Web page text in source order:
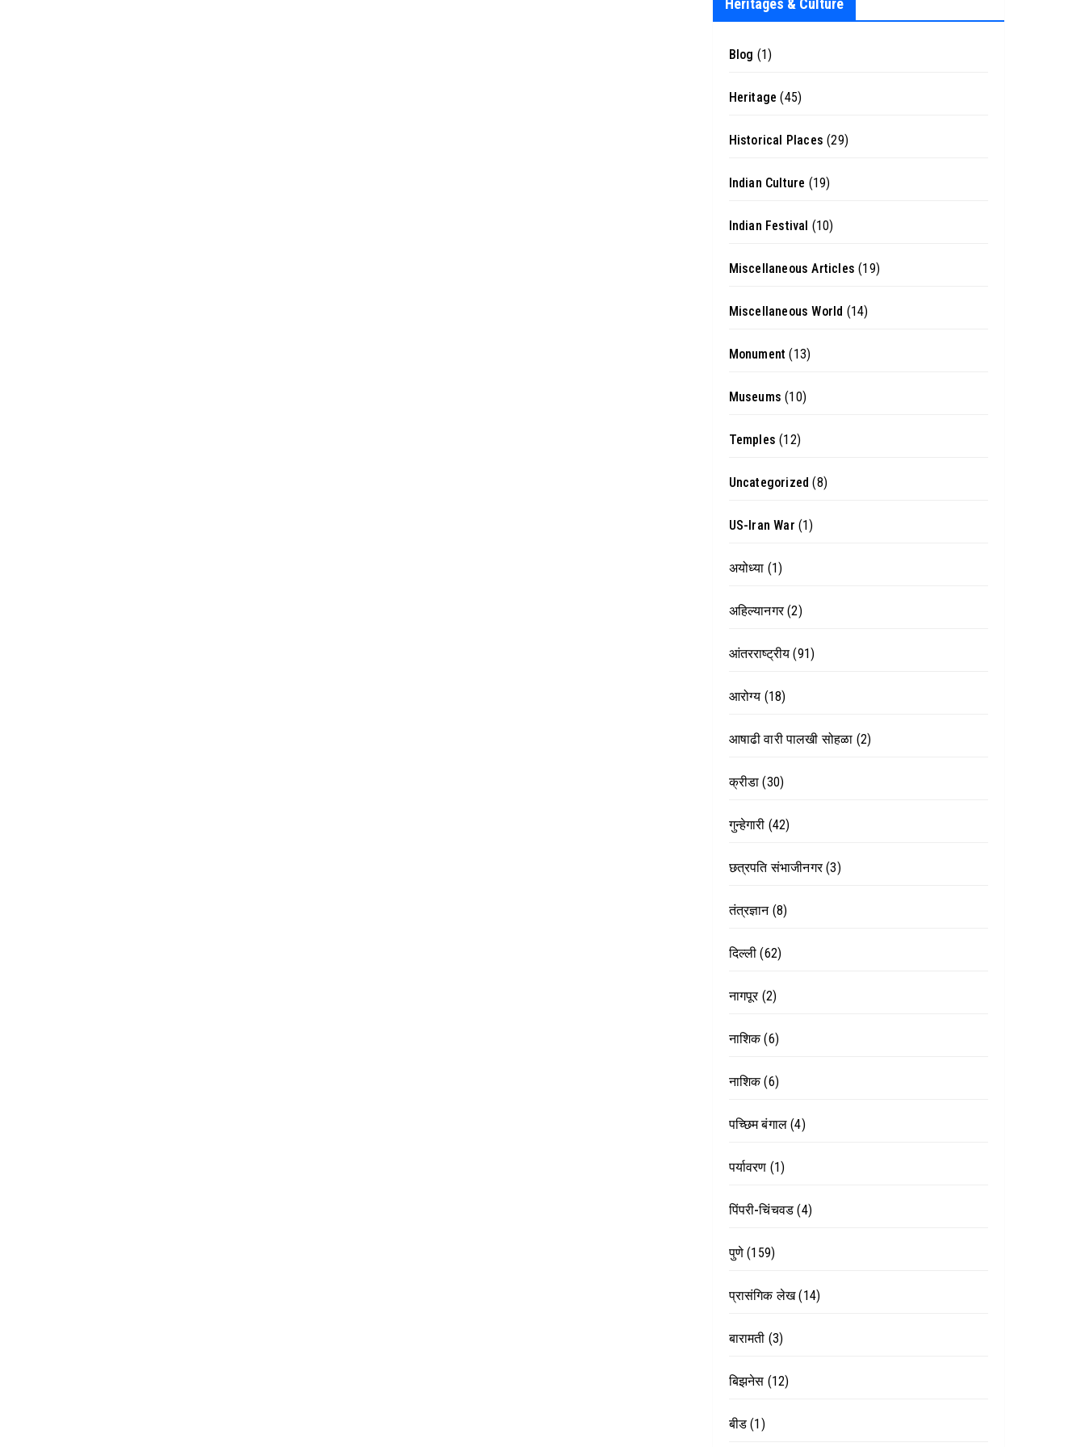
Heritages & Culture
Blog (1)
Heritage (45)
Historical Places (29)
Indian Culture (19)
Indian Festival (10)
Miscellaneous Articles (19)
Miscellaneous World (14)
Monument (13)
Museums (10)
Temples (12)
Uncategorized (8)
US-Iran War (1)
अयोध्या (1)
अहिल्यानगर(2)
आंतरराष्ट्रीय (91)
आरोग्य (18)
आषाढी वारी पालखी सोहळा (2)
क्रीडा (30)
गुन्हेगारी (42)
छत्रपति संभाजीनगर(3)
तंत्रज्ञान(8)
दिल्ली (62)
नागपूर(2)
नाशिक(6)
नाशिक(6)
पच्छिम बंगाल (4)
पर्यावरण (1)
पिंपरी-चिंचवड (4)
पुणे (159)
प्रासंगिक लेख(14)
बारामती (3)
बिझनेस (12)
बीड (1)